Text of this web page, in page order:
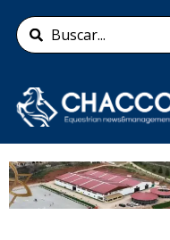
contenido
Search
...
Añade aquí tu texto de
cabecera